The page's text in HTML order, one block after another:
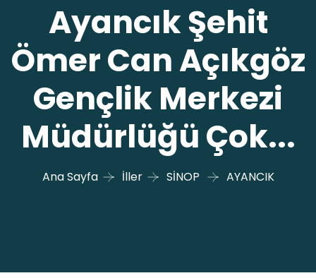
Ayancık Şehit
Ömer Can Açıkgöz
Gençlik Merkezi
Müdürlüğü Çok...
Ana Sayfa İller SİNOP AYANCIK